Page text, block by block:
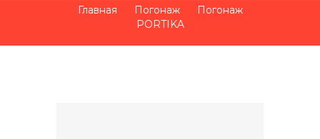
Главная Погонаж
Погонаж
PORTIKA